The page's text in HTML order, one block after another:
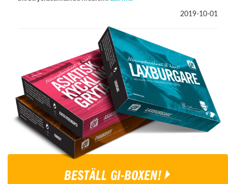
2019-10-01
BESTÄLL GI-BOXEN!